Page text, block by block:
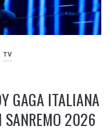
TV
GAGA ITALIANA
SANREMO 2026